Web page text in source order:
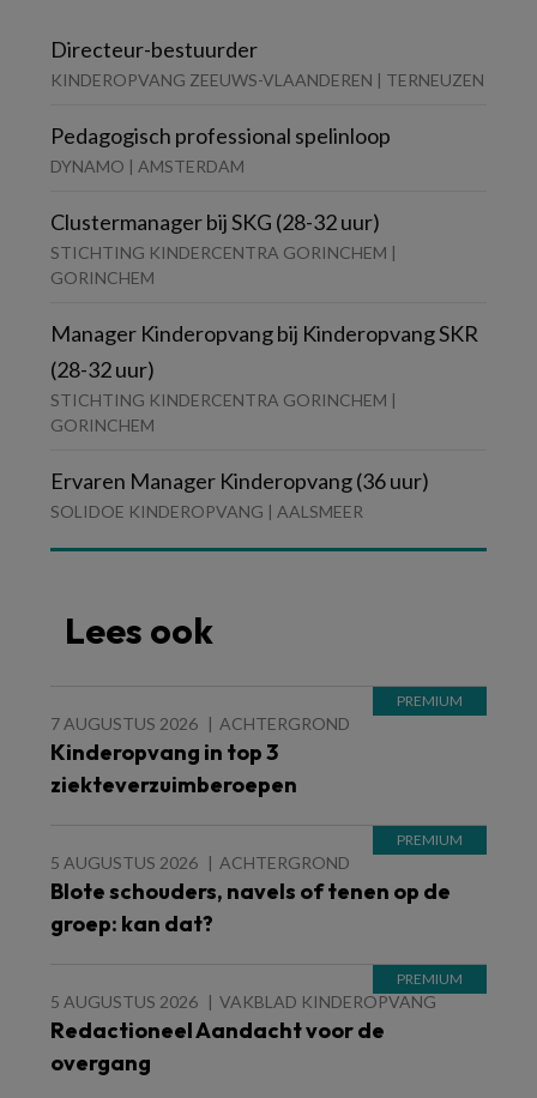
Directeur-bestuurder
KINDEROPVANG ZEEUWS-VLAANDEREN | TERNEUZEN
Pedagogisch professional spelinloop
DYNAMO | AMSTERDAM
Clustermanager bij SKG (28-32 uur)
STICHTING KINDERCENTRA GORINCHEM |
GORINCHEM
Manager Kinderopvang bij Kinderopvang SKR
(28-32 uur)
STICHTING KINDERCENTRA GORINCHEM |
GORINCHEM
Ervaren Manager Kinderopvang (36 uur)
SOLIDOE KINDEROPVANG | AALSMEER
Lees ook
7 AUGUSTUS 2026 ACHTERGROND
Kinderopvang in top 3
ziekteverzuimberoepen
5 AUGUSTUS 2026 ACHTERGROND
Blote schouders, navels of tenen op de
groep: kan dat?
5 AUGUSTUS 2026 VAKBLAD KINDEROPVANG
Redactioneel Aandacht voor de
overgang